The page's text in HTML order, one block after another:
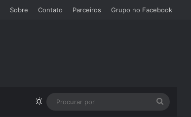
Sobre Contato Parceiros Grupo no Facebook
Switch skin